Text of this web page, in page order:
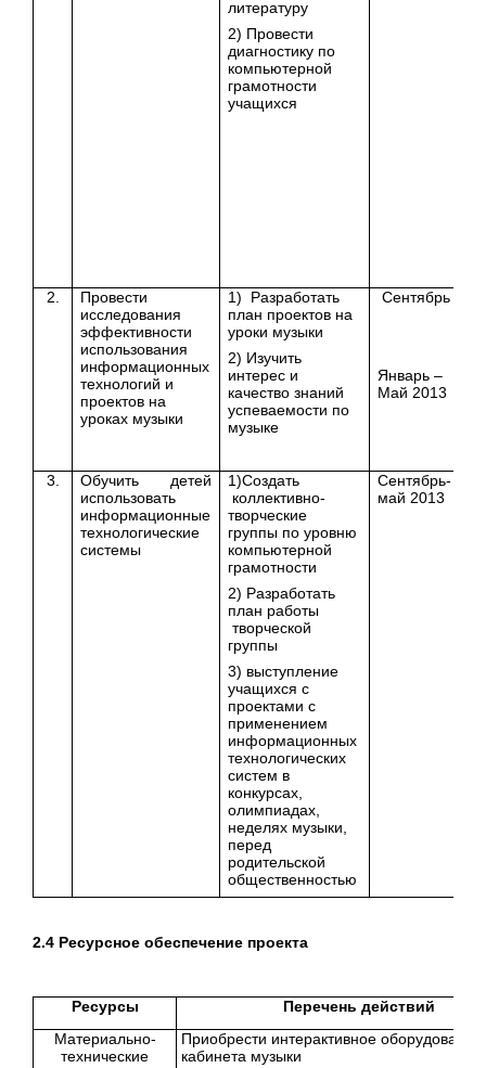
литературу
2) Провести
диагностику по
компьютерной
грамотности
учащихся
2.
Провести
исследования
эффективности
использования
информационных
технологий и
проектов на
уроках музыки
1) Разработать
план проектов на
уроки музыки
2) Изучить
интерес и
качество знаний
успеваемости по
музыке
Сентябрь
Январь –
Май 2013
3.
Обучить детей
использовать
информационные
технологические
системы
1)Создать
коллективно-
творческие
группы по уровню
компьютерной
грамотности
2) Разработать
план работы
творческой
группы
3) выступление
учащихся с
проектами с
применением
информационных
технологических
систем в
конкурсах,
олимпиадах,
неделях музыки,
перед
родительской
общественностью
Сентябрь-
май 2013
2.4 Ресурсное обеспечение проекта
Ресурсы
Перечень действий
Материально-
технические
Приобрести интерактивное
кабинета музыки